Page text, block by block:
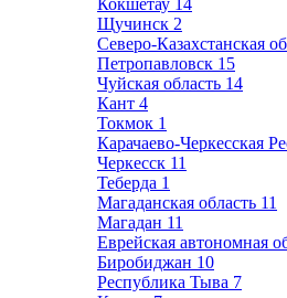
Кокшетау 14
Щучинск 2
Северо-Казахстанская
Петропавловск 15
Чуйская область 14
Кант 4
Токмок 1
Карачаево-Черкесская
Черкесск 11
Теберда 1
Магаданская область 11
Магадан 11
Еврейская автономная
Биробиджан 10
Республика Тыва 7